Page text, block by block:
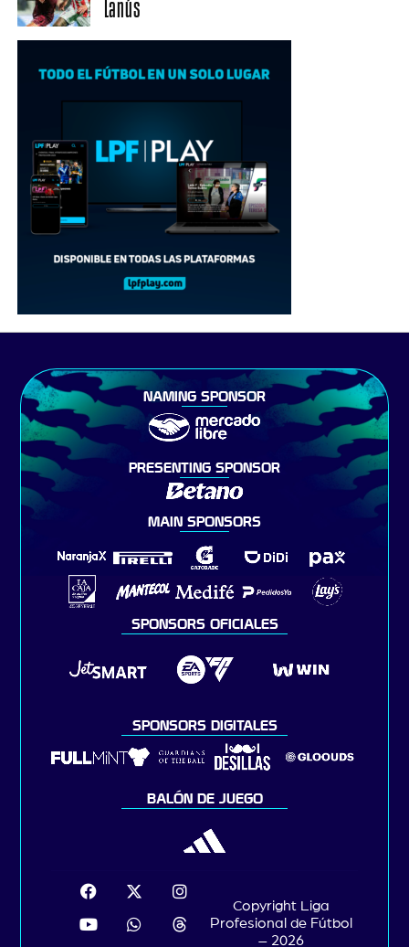
Lanús
NAMING SPONSOR
PRESENTING SPONSOR
MAIN SPONSORS
SPONSORS OFICIALES
SPONSORS DIGITALES
BALÓN DE JUEGO
Copyright Liga
Profesional de Fútbol
– 2026